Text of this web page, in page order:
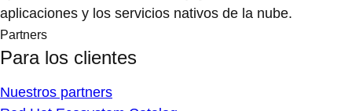
Diseña soluciones con los partners de
confianza
colaborativa de especialistas y tecnologías en el Red